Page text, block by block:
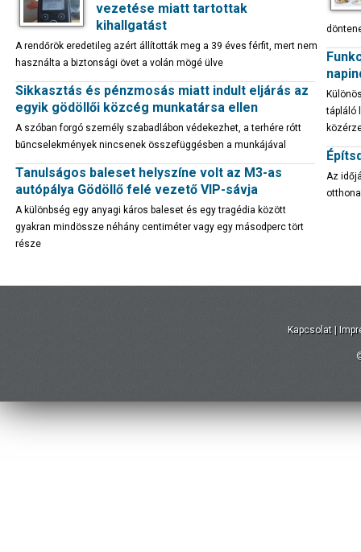
vezetése miatt tartottak
kihallgatást
A rendőrök eredetileg azért állították meg a 39 éves férfit, mert nem
használta a biztonsági övet a volán mögé ülve
Sikkasztás és pénzmosás miatt indult eljárás az
egyik gödöllői közcég munkatársa ellen
A szóban forgó személy szabadlábon védekezhet, a terhére rótt
bűncselekmények nincsenek összefüggésben a munkájával
Tanulságos baleset helyszíne volt az M3-as
autópálya Gödöllő felé vezető VIP-sávja
A különbség egy anyagi káros baleset és egy tragédia között
gyakran mindössze néhány centiméter vagy egy másodperc tört
része
tápláló
Az
Kapcsolat |